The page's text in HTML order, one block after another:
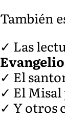
También
✓ Las
✓ El
✓ El
✓ Y otros